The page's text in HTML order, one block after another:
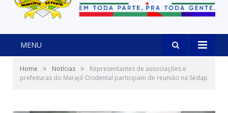
MENU
Home » Notícias »
Representantes de associações e
prefeituras do Marajó Ocidental participam de reunião na Sedap